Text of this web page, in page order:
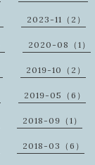
2023-11（2）
2020-08（1）
2019-10（2）
2019-05（6）
2018-09（1）
2018-03（6）